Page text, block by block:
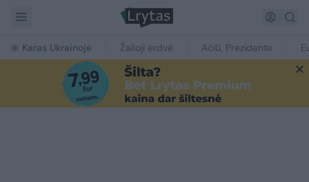
Karas Ukrainoje Žalioji erdvė Ačiū, Prezidente